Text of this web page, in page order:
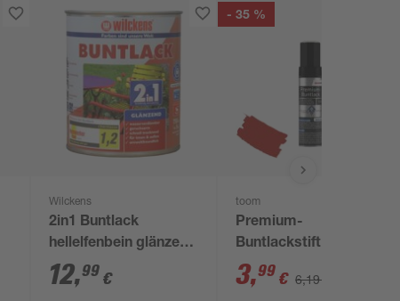
Wilckens
2in1 Buntlack
hellelfenbein glänzend
750 ml
12,99 €
- 35 %
toom
Premium-
Buntlackstift feuerrot
glänzend 12 ml
3,99 € 6,19 €